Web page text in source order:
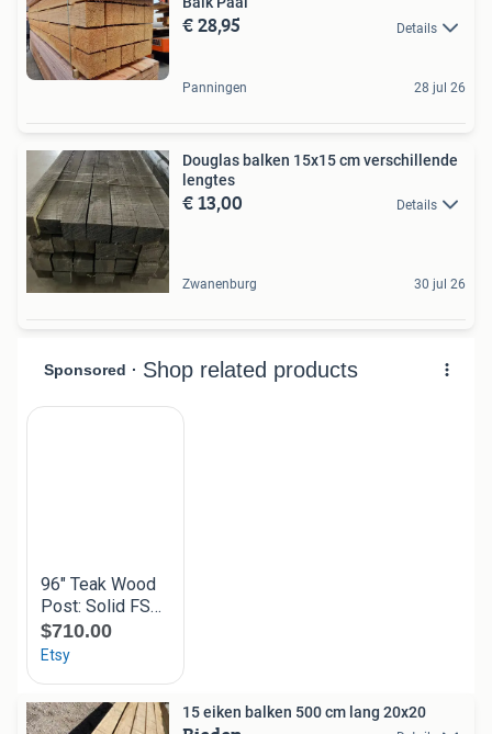
€ 28,95 Details
Panningen 28 jul 26
Douglas balken 15x15 cm verschillende
lengtes
€ 13,00 Details
Zwanenburg 30 jul 26
15 eiken balken 500 cm lang 20x20